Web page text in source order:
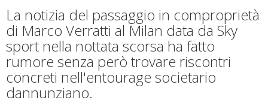
La notizia del passaggio in comproprietà
di Marco Verratti al Milan data da Sky
sport nella nottata scorsa ha fatto
rumore senza però trovare riscontri
concreti nell'entourage societario
dannunziano.